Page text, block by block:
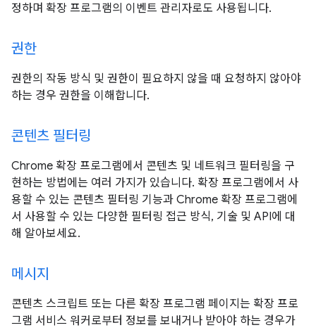
정하며 확장 프로그램의 이벤트 관리자로도 사용됩니다.
권한
권한의 작동 방식 및 권한이 필요하지 않을 때 요청하지 않아야
하는 경우 권한을 이해합니다.
콘텐츠 필터링
Chrome 확장 프로그램에서 콘텐츠 및 네트워크 필터링을 구
현하는 방법에는 여러 가지가 있습니다. 확장 프로그램에서 사
용할 수 있는 콘텐츠 필터링 기능과 Chrome 확장 프로그램에
서 사용할 수 있는 다양한 필터링 접근 방식, 기술 및 API에 대
해 알아보세요.
메시지
콘텐츠 스크립트 또는 다른 확장 프로그램 페이지는 확장 프로
그램 서비스 워커로부터 정보를 보내거나 받아야 하는 경우가